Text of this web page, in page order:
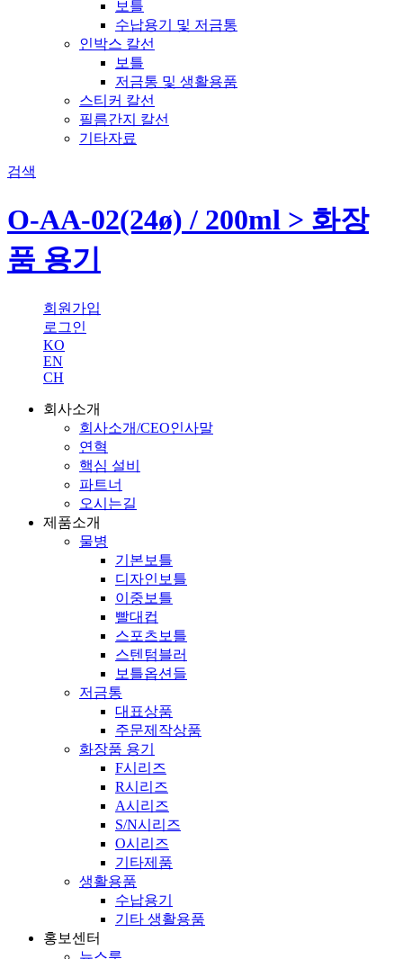
보틀
수납용기 및 저금통
인박스 칼선
보틀
저금통 및 생활용품
스티커 칼선
필름간지 칼선
기타자료
검색
O-AA-02(24ø) / 200ml > 화장
품 용기
회원가입
로그인
KO
EN
CH
회사소개
회사소개/CEO인사말
연혁
핵심 설비
파트너
오시는길
제품소개
물병
기본보틀
디자인보틀
이중보틀
빨대컵
스포츠보틀
스텐텀블러
보틀옵션들
저금통
대표상품
주문제작상품
화장품 용기
F시리즈
R시리즈
A시리즈
S/N시리즈
O시리즈
기타제품
생활용품
수납용기
기타 생활용품
홍보센터